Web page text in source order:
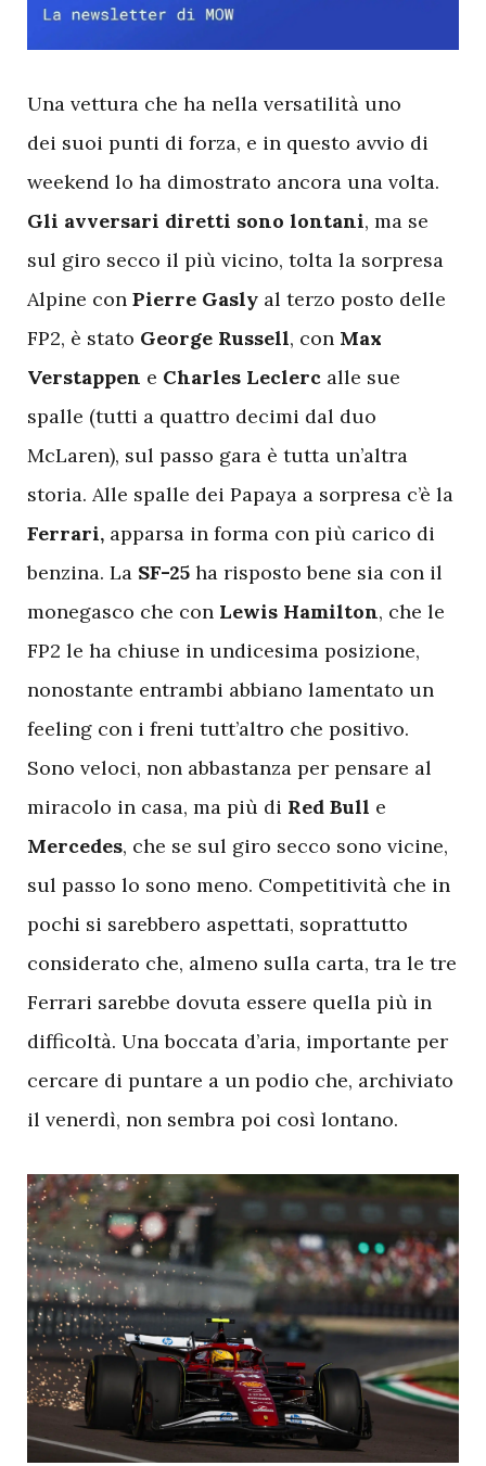
Una vettura che ha nella versatilità uno
dei suoi punti di forza, e in questo avvio di
weekend lo ha dimostrato ancora una volta.
Gli avversari diretti sono lontani, ma se
sul giro secco il più vicino, tolta la sorpresa
Alpine con Pierre Gasly al terzo posto delle
FP2, è stato George Russell, con Max
Verstappen e Charles Leclerc alle sue
spalle (tutti a quattro decimi dal duo
McLaren), sul passo gara è tutta un’altra
storia. Alle spalle dei Papaya a sorpresa c’è la
Ferrari, apparsa in forma con più carico di
benzina. La SF-25 ha risposto bene sia con il
monegasco che con Lewis Hamilton, che le
FP2 le ha chiuse in undicesima posizione,
nonostante entrambi abbiano lamentato un
feeling con i freni tutt’altro che positivo.
Sono veloci, non abbastanza per pensare al
miracolo in casa, ma più di Red Bull e
Mercedes, che se sul giro secco sono vicine,
sul passo lo sono meno. Competitività che in
pochi si sarebbero aspettati, soprattutto
considerato che, almeno sulla carta, tra le tre
Ferrari sarebbe dovuta essere quella più in
difficoltà. Una boccata d’aria, importante per
cercare di puntare a un podio che, archiviato
il venerdì, non sembra poi così lontano.